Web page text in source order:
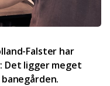
Falster har
ligger meget